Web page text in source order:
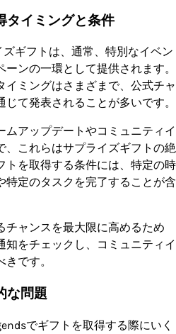
タイミングと条件
ギフトは、通常、特別なイベン
ンの一環として提供されます。
イミングはさまざまで、公式チャ
て発表されることが多いです。
ムアップデートやコミュニティイ
、これらはサプライズギフトの絶
トを取得する条件には、特定の時
特定のタスクを完了することが含
チャンスを最大限に高めるため
知をチェックし、コミュニティイ
です。
な問題
でギフトを取得する際にいく